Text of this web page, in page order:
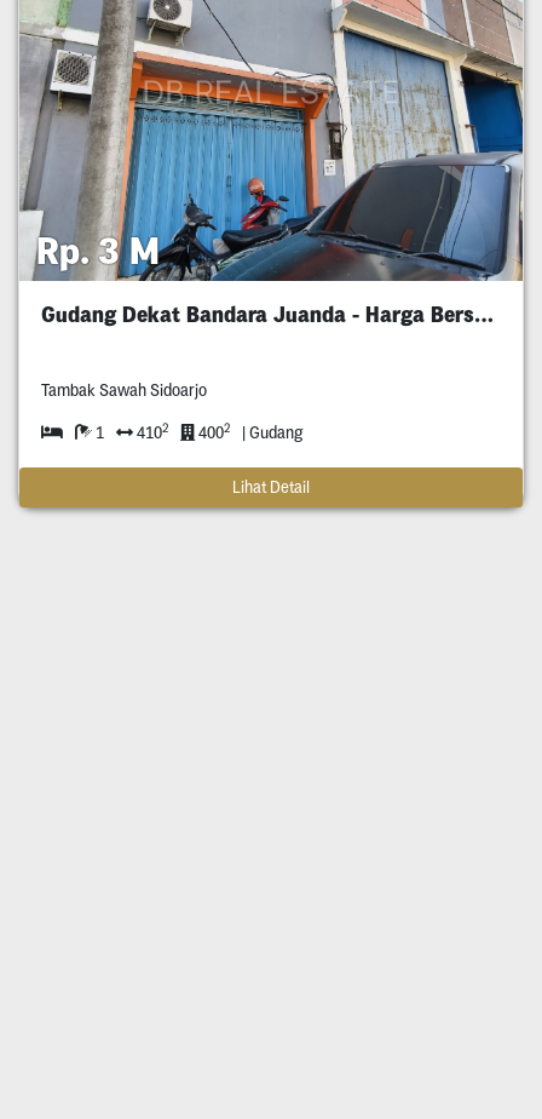
Rp. 3 M
Gudang Dekat Bandara Juanda - Harga Bersahabat
Tambak Sawah Sidoarjo
1 4102 4002 | Gudang
Lihat Detail